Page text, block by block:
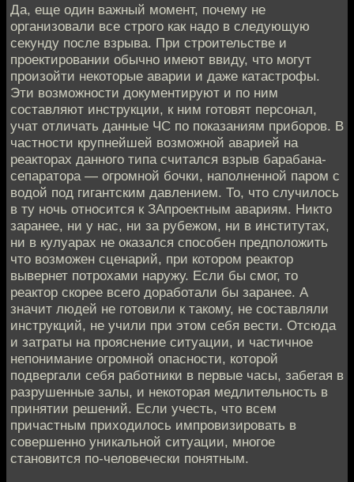
Да, еще один важный момент, почему не
организовали все строго как надо в следующую
секунду после взрыва. При строительстве и
проектировании обычно имеют ввиду, что могут
произойти некоторые аварии и даже катастрофы.
Эти возможности документируют и по ним
составляют инструкции, к ним готовят персонал,
учат отличать данные ЧС по показаниям приборов. В
частности крупнейшей возможной аварией на
реакторах данного типа считался взрыв барабана-
сепаратора — огромной бочки, наполненной паром с
водой под гигантским давлением. То, что случилось
в ту ночь относится к ЗАпроектным авариям. Никто
заранее, ни у нас, ни за рубежом, ни в институтах,
ни в кулуарах не оказался способен предположить
что возможен сценарий, при котором реактор
вывернет потрохами наружу. Если бы смог, то
реактор скорее всего доработали бы заранее. А
значит людей не готовили к такому, не составляли
инструкций, не учили при этом себя вести. Отсюда
и затраты на прояснение ситуации, и частичное
непонимание огромной опасности, которой
подвергали себя работники в первые часы, забегая в
разрушенные залы, и некоторая медлительность в
принятии решений. Если учесть, что всем
причастным приходилось импровизировать в
совершенно уникальной ситуации, многое
становится по-человечески понятным.